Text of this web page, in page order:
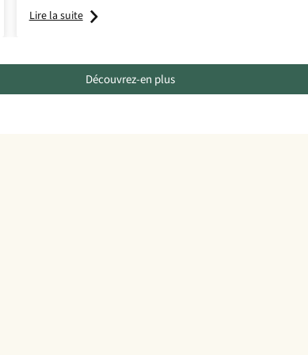
Lire la suite
Découvrez-en plus